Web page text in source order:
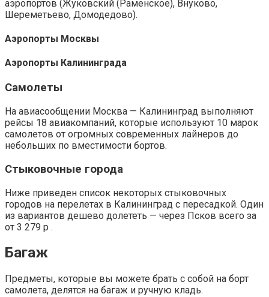
аэропортов (Жуковский (Раменское), Внуково,
Шереметьево, Домодедово).
Аэропорты Москвы
Аэропорты Калининграда
Самолеты
На авиасообщении Москва — Калининград выполняют
рейсы 18 авиакомпаний, которые используют 10 марок
самолетов от огромных современных лайнеров до
небольших по вместимости бортов.
Стыковочные города
Ниже приведен список некоторых стыковочных
городов на перелетах в Калининград с пересадкой. Один
из вариантов дешево долететь — через Псков всего за
от 3 279 р .
Багаж
Предметы, которые вы можете брать с собой на борт
самолета, делятся на багаж и ручную кладь.